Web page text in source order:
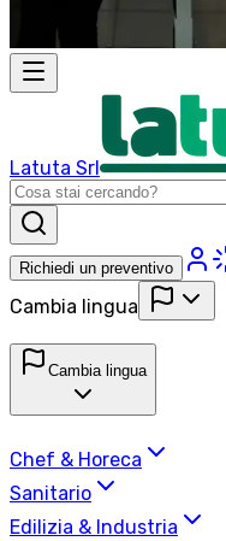
Latuta Srl
Richiedi un preventivo
Cambia lingua
Cambia lingua
Chef & Horeca
Sanitario
Edilizia & Industria